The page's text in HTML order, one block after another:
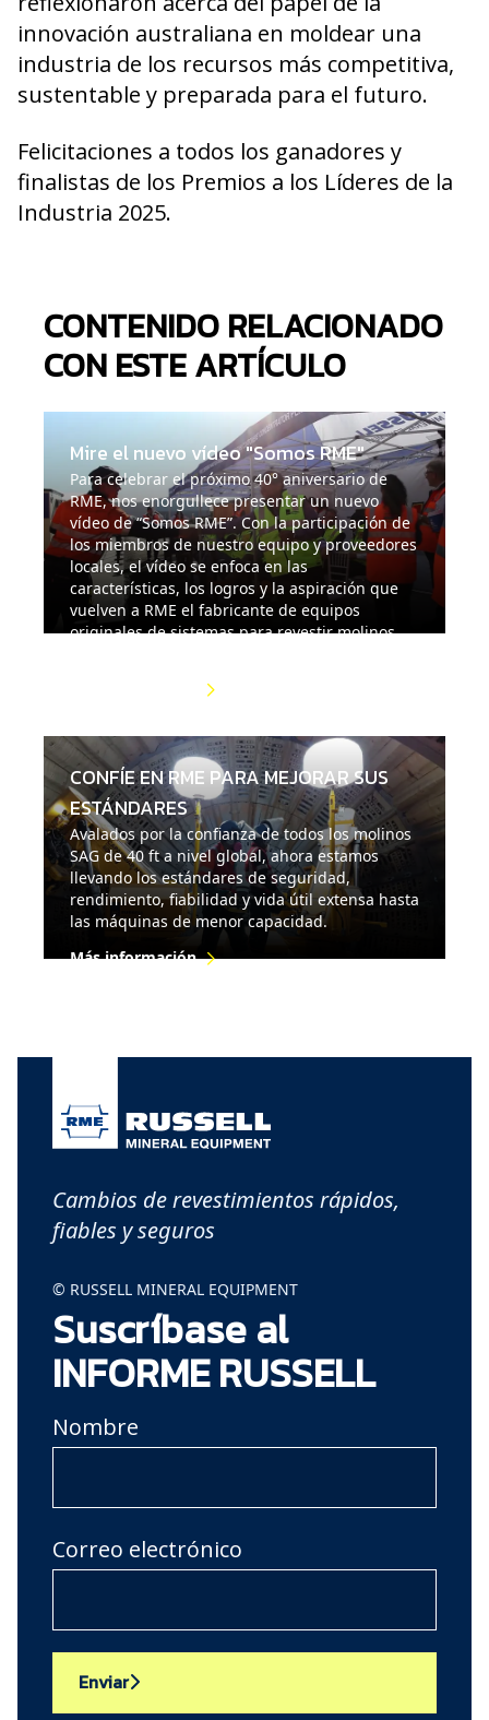
innovación australiana en moldear una
industria de los recursos más competitiva,
sustentable y preparada para el futuro.
Felicitaciones a todos los ganadores y
finalistas de los Premios a los Líderes de la
Industria 2025.
CONTENIDO RELACIONADO
CON ESTE ARTÍCULO
Mire el nuevo vídeo "Somos RME"
Para celebrar el próximo 40° aniversario de
RME, nos enorgullece presentar un nuevo
vídeo de “Somos RME”. Con la participación de
los miembros de nuestro equipo y proveedores
locales, el vídeo se enfoca en las
características, los logros y la aspiración que
vuelven a RME el fabricante de equipos
originales de sistemas para revestir molinos
CONFÍE EN RME PARA MEJORAR SUS
ESTÁNDARES
Avalados por la confianza de todos los molinos
SAG de 40 ft a nivel global, ahora estamos
llevando los estándares de seguridad,
rendimiento, fiabilidad y vida útil extensa hasta
las máquinas de menor capacidad.
Más información
Cambios de revestimientos rápidos,
fiables y seguros
© RUSSELL MINERAL EQUIPMENT
Suscríbase al
INFORME RUSSELL
Nombre
Correo electrónico
Enviar